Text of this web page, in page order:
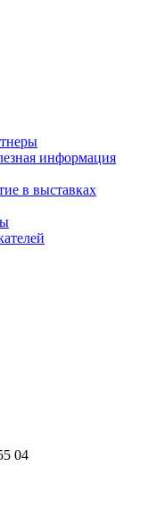
информация
в выставках
04